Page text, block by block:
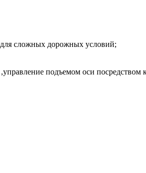
для сложных дорожных условий;
подъемом оси посредством